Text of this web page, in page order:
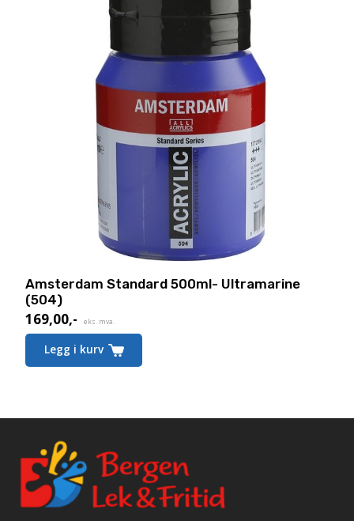
Amsterdam Standard 500ml- Ultramarine
(504)
169,00,- eks. mva.
Legg i kurv